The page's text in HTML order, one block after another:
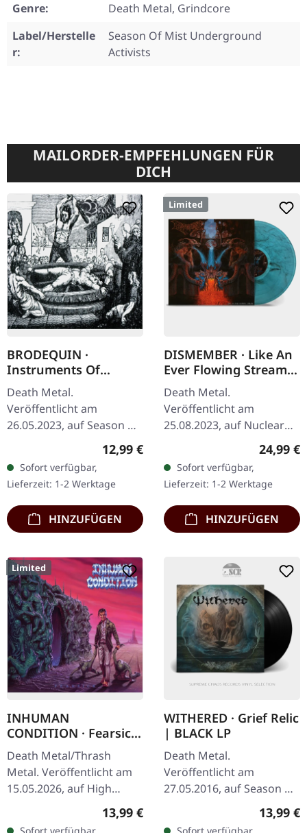
Genre:
Death Metal, Grindcore
Label/Herstelle
r:
Season Of Mist Underground
Activists
MAILORDER-EMPFEHLUNGEN FÜR
DICH
BRODEQUIN ·
Instruments Of
Torture | DIGIPAK CD
Death Metal.
Veröffentlicht am
26.05.2023, auf Season Of
Activists. CD im Digipak.
Brodequin kehren mit
ihrem vernichtenden
Opus…
Regulärer Preis:
12,99 €
Sofort verfügbar,
Lieferzeit: 1-2 Werktage
HINZUFÜGEN
Limited
DISMEMBER · Like An
Ever Flowing Stream |
CYAN/BLACK
MARBLED LP
Death Metal.
Veröffentlicht am
25.08.2023, auf Nuclear
Blast Records. Cyan und
schwarz marmoriertes
transparentes Vinyl.
Limitiert auf 500…
24,99 €
Sofort verfügbar,
Lieferzeit: 1-2 Werktage
HINZUFÜGEN
Limited
INHUMAN
CONDITION · Fearsick
| SLIPCASE CD
Death Metal/Thrash
Metal. Veröffentlicht am
15.05.2026, auf High
Roller Records. Slipcase
CD im Standard-Cover.
Regulärer Preis:
13,99 €
WITHERED · Grief Relic
| BLACK LP
Death Metal.
Veröffentlicht am
27.05.2016, auf Season Of
Activists. Schwarzes Vinyl.
13,99 €